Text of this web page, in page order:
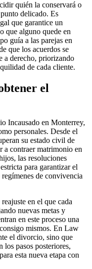
quién la conservará o
delicado. Es
que garantice un
que alguno quede en
guía a las parejas en
que los acuerdos se
a derecho, priorizando
de cada cliente.
el
Incausado en Monterrey,
personales. Desde el
su estado civil de
a contraer matrimonio en
las resoluciones
para garantizar el
de convivencia
en el que cada
nuevas metas y
en este proceso una
mismos. En Law
el divorcio, sino que
los pasos posteriores,
esta nueva etapa con